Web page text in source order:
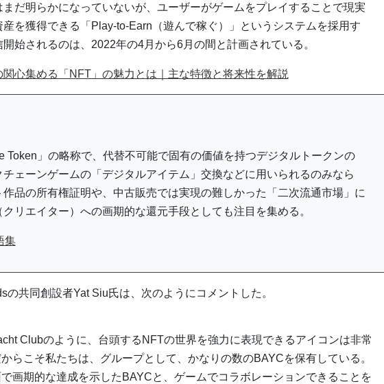
だ明らかになっていないが、ユーザーがゲームをプレイすることで現実
を獲得できる「Play-to-Earn（遊んで稼ぐ）」というシステムを採用す
始されるのは、2022年の4月から6月の間と計画されている。
関心集める「NFT」の魅力とは｜主な特徴と将来性を解説
Token」の略称で、代替不可能で固有の価値を持つデジタルトークンの
チェーンゲームの「デジタルアイテム」交換などに用いられるのみなら
品の所有権証明や、中古販売では実現の難しかった「二次流通市場」に
リエイター）への画期的な還元手段としても注目を集める。
集
の共同創設者Yat Siu氏は、次のようにコメントした。
Clubのように、台頭するNFTの世界を強力に表現できるアイコンは非常
らこそ私たちは、グループとして、かなりの数のBAYCを保有している。
画期的な達成を示したBAYCと、ゲームでコラボレーションできることを